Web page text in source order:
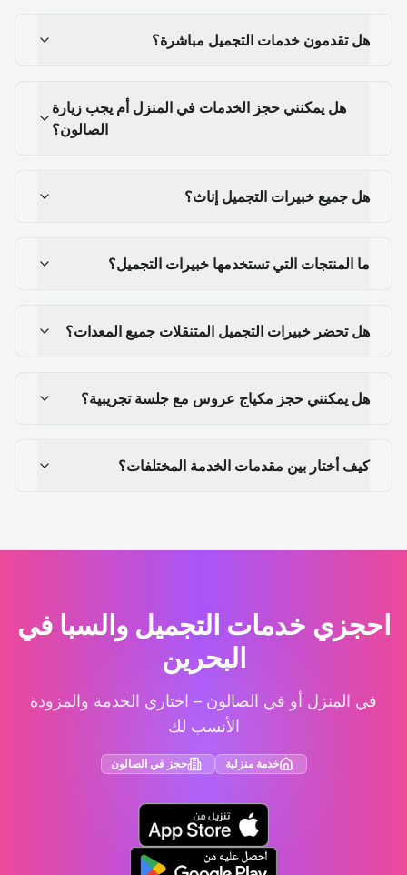
هل تقدمون خدمات التجميل مباشرة؟
هل يمكنني حجز الخدمات في المنزل أم يجب زيارة
الصالون؟
هل جميع خبيرات التجميل إناث؟
ما المنتجات التي تستخدمها خبيرات التجميل؟
هل تحضر خبيرات التجميل المتنقلات جميع المعدات؟
هل يمكنني حجز مكياج عروس مع جلسة تجريبية؟
كيف أختار بين مقدمات الخدمة المختلفات؟
احجزي خدمات التجميل والسبا في
البحرين
في المنزل أو في الصالون – اختاري الخدمة والمزودة
الأنسب لك
خدمة منزلية حجز في الصالون